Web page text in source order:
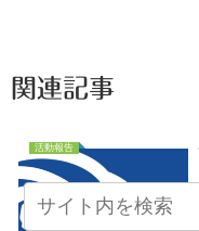
関連記事
活動報告